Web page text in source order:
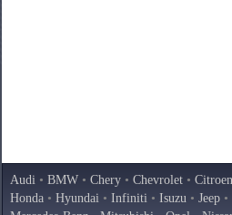
Audi • BMW • Chery • Chevrolet • Citroen
Honda • Hyundai • Infiniti • Isuzu • Jeep •